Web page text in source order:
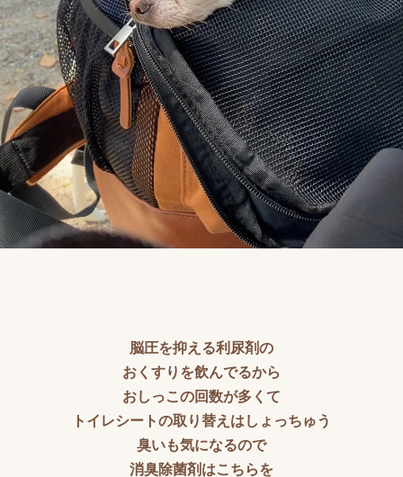
脳圧を抑える利尿剤の
おくすりを飲んでるから
おしっこの回数が多くて
トイレシートの取り替えはしょっちゅう
臭いも気になるので
消臭除菌剤はこちらを